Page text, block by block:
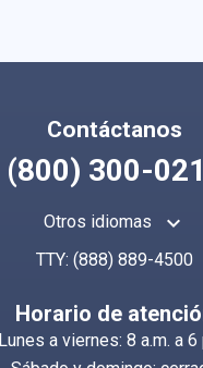
Contáctanos
(800) 300-
Otros idiomas keyboard_arrow_up
TTY: (888) 889-4500
Horario de
Lunes a viernes: 8 a.m. a 6